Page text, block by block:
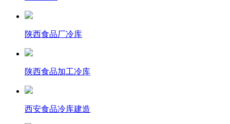
陕西食品厂冷库
陕西食品加工冷库
西安食品冷库建造